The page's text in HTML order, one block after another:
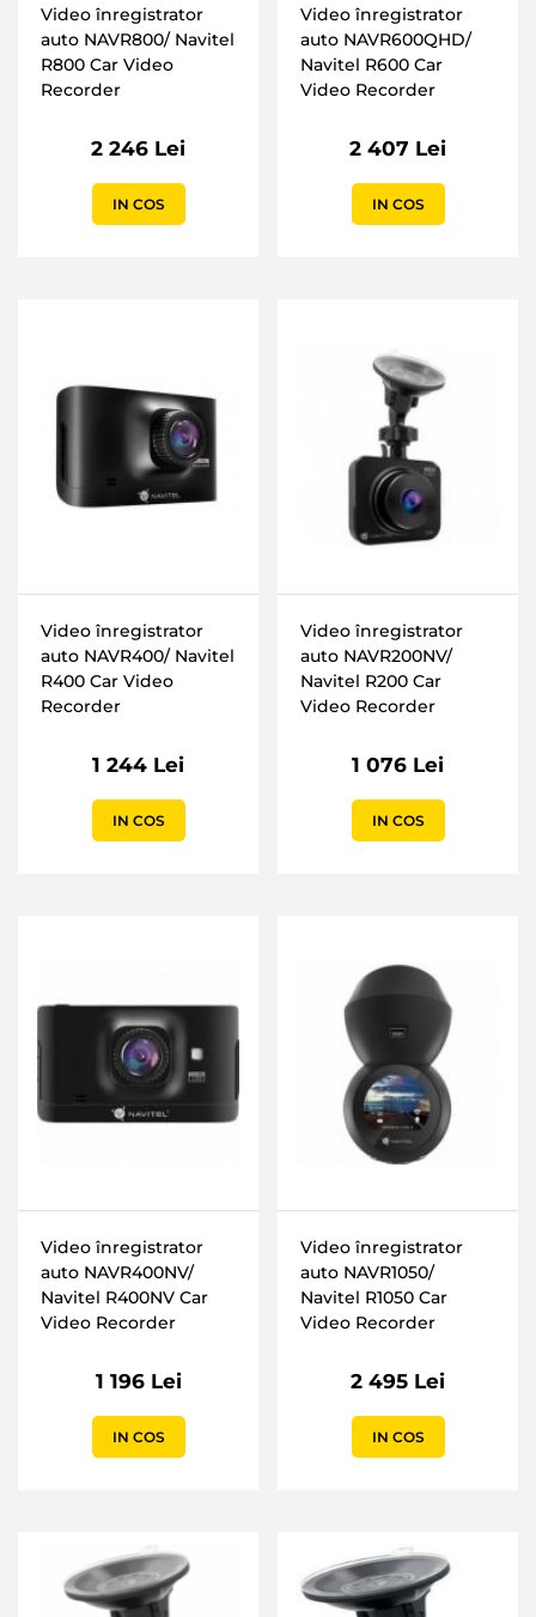
Video înregistrator
auto NAVR800/ Navitel
R800 Car Video
Recorder
2 246 Lei
IN COS
Video înregistrator
auto NAVR600QHD/
Navitel R600 Car
Video Recorder
2 407 Lei
IN COS
Video înregistrator
auto NAVR400/ Navitel
R400 Car Video
Recorder
1 244 Lei
IN COS
Video înregistrator
auto NAVR200NV/
Navitel R200 Car
Video Recorder
1 076 Lei
IN COS
Video înregistrator
auto NAVR400NV/
Navitel R400NV Car
Video Recorder
1 196 Lei
IN COS
Video înregistrator
auto NAVR1050/
Navitel R1050 Car
Video Recorder
2 495 Lei
IN COS